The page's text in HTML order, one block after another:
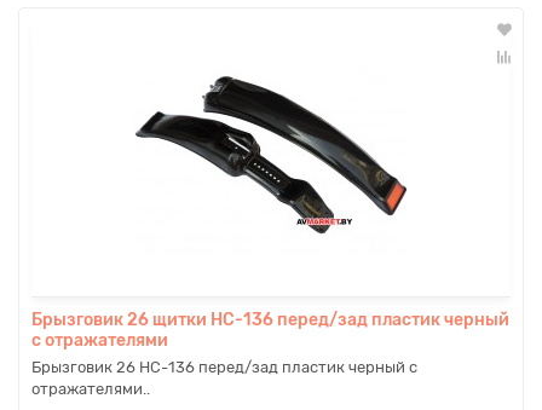
Брызговик 26 щитки HC-136 перед/зад пластик черный
с отражателями
Брызговик 26 HC-136 перед/зад пластик черный с
отражателями..